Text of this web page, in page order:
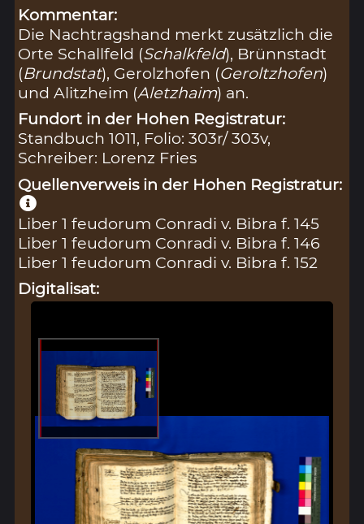
Kommentar:
Die Nachtragshand merkt zusätzlich die
Orte Schallfeld (Schalkfeld), Brünnstadt
(Brundstat), Gerolzhofen (Geroltzhofen)
und Alitzheim (Aletzhaim) an.
Fundort in der Hohen Registratur:
Standbuch 1011, Folio: 303r/ 303v,
Schreiber: Lorenz Fries
Quellenverweis in der Hohen Registratur:
Liber 1 feudorum Conradi v. Bibra f. 145
Liber 1 feudorum Conradi v. Bibra f. 146
Liber 1 feudorum Conradi v. Bibra f. 152
Digitalisat: